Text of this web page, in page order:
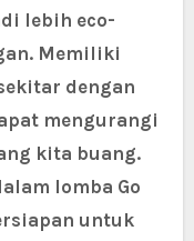
lebih eco-
Memiliki
dengan
mengurangi
kita buang.
lomba Go
untuk